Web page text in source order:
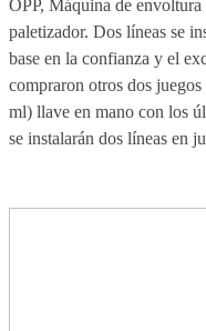
OPP, Máquina de envoltura
paletizador. Dos líneas se
base en la confianza y el
compraron otros dos
ml) llave en mano con los
se instalarán dos líneas en